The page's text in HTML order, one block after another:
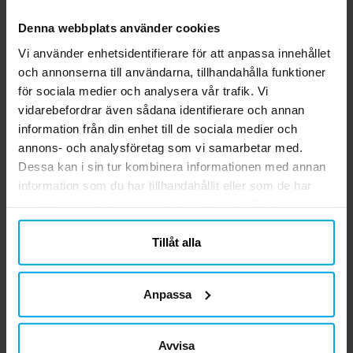
Denna webbplats använder cookies
Vi använder enhetsidentifierare för att anpassa innehållet
och annonserna till användarna, tillhandahålla funktioner
för sociala medier och analysera vår trafik. Vi
vidarebefordrar även sådana identifierare och annan
information från din enhet till de sociala medier och
annons- och analysföretag som vi samarbetar med.
Dessa kan i sin tur kombinera informationen med annan
information som du har tillhandahållit eller som de har
närsomhelst ändra ditt samtycke.
Tillåt alla
Anpassa
Avvisa
Monster High - Bordsduk 120 x
180 cm
Svart plastduk med coola motiv från
Monster High. Bordsduken mäter 120 x
180 cm och passar de flesta bord.
69,00 kr
Ge snacksen en magisk touch med denna
tuffa Monster High-snacksbox! Enkel att
måtten 15 x 11 x 6 cm. Perfekt för godsaker
Pris:10,00 kr
10,00 kr
KÖP